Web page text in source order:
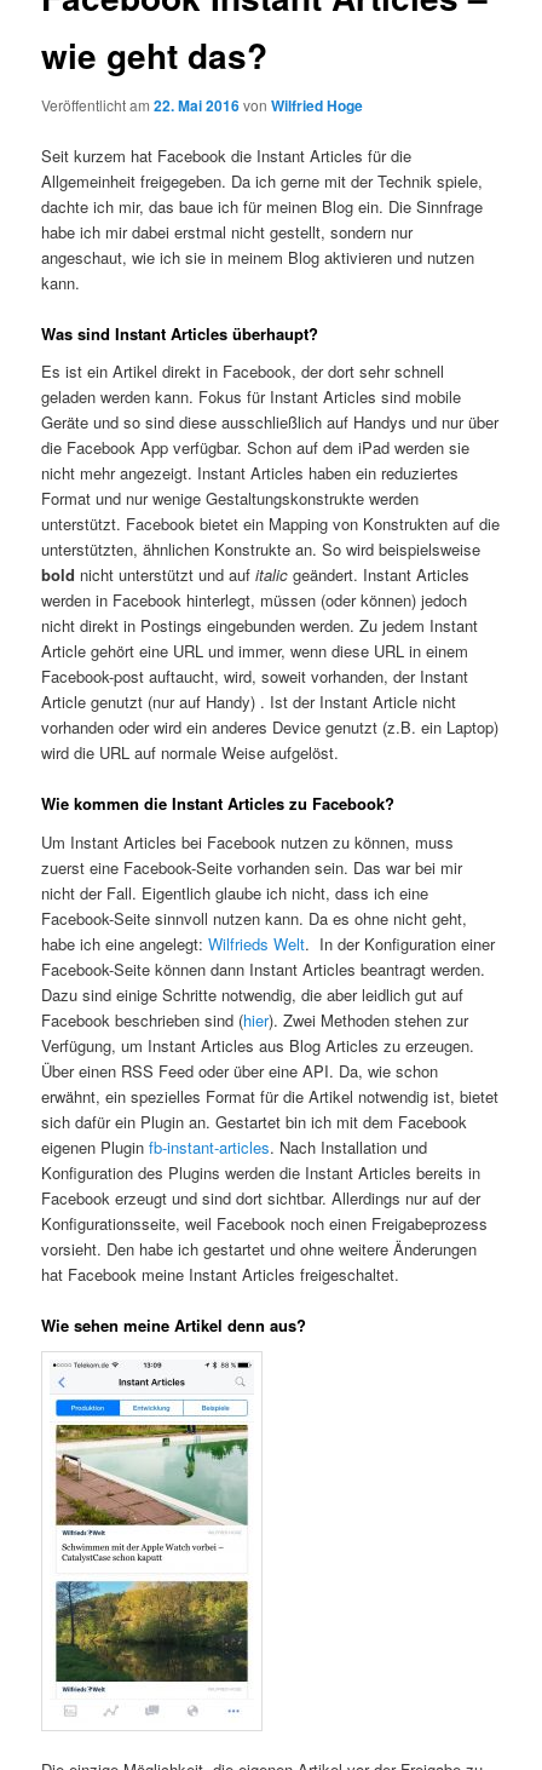
wie geht das?
Veröffentlicht am22. Mai 2016vonWilfried Hoge
Seit kurzem hat Facebook die Instant Articles für die
Allgemeinheit freigegeben. Da ich gerne mit der Technik spiele,
dachte ich mir, das baue ich für meinen Blog ein. Die Sinnfrage
habe ich mir dabei erstmal nicht gestellt, sondern nur
angeschaut, wie ich sie in meinem Blog aktivieren und nutzen
kann.
Was sind Instant Articles überhaupt?
Es ist ein Artikel direkt in Facebook, der dort sehr schnell
geladen werden kann. Fokus für Instant Articles sind mobile
Geräte und so sind diese ausschließlich auf Handys und nur über
die Facebook App verfügbar. Schon auf dem iPad werden sie
nicht mehr angezeigt. Instant Articles haben ein reduziertes
Format und nur wenige Gestaltungskonstrukte werden
unterstützt. Facebook bietet ein Mapping von Konstrukten auf die
unterstützten, ähnlichen Konstrukte an. So wird beispielsweise
bold nicht unterstützt und aufitalic geändert. Instant Articles
werden in Facebook hinterlegt, müssen (oder können) jedoch
nicht direkt in Postings eingebunden werden. Zu jedem Instant
Article gehört eine URL und immer, wenn diese URL in einem
Facebook-post auftaucht, wird, soweit vorhanden, der Instant
Article genutzt (nur auf Handy) . Ist der Instant Article nicht
vorhanden oder wird ein anderes Device genutzt (z.B. ein Laptop)
wird die URL auf normale Weise aufgelöst.
Wie kommen die Instant Articles zu Facebook?
Um Instant Articles bei Facebook nutzen zu können, muss
zuerst eine Facebook-Seite vorhanden sein. Das war bei mir
nicht der Fall. Eigentlich glaube ich nicht, dass ich eine
Facebook-Seite sinnvoll nutzen kann. Da es ohne nicht geht,
habe ich eine angelegt:Wilfrieds Welt. In der Konfiguration einer
Facebook-Seite können dann Instant Articles beantragt werden.
Dazu sind einige Schritte notwendig, die aber leidlich gut auf
Facebook beschrieben sind (hier). Zwei Methoden stehen zur
Verfügung, um Instant Articles aus Blog Articles zu erzeugen.
Über einen RSS Feed oder über eine API. Da, wie schon
erwähnt, ein spezielles Format für die Artikel notwendig ist, bietet
sich dafür ein Plugin an. Gestartet bin ich mit dem Facebook
eigenen Pluginfb-instant-articles. Nach Installation und
Konfiguration des Plugins werden die Instant Articles bereits in
Facebook erzeugt und sind dort sichtbar. Allerdings nur auf der
Konfigurationsseite, weil Facebook noch einen Freigabeprozess
vorsieht. Den habe ich gestartet und ohne weitere Änderungen
hat Facebook meine Instant Articles freigeschaltet.
Wie sehen meine Artikel denn aus?